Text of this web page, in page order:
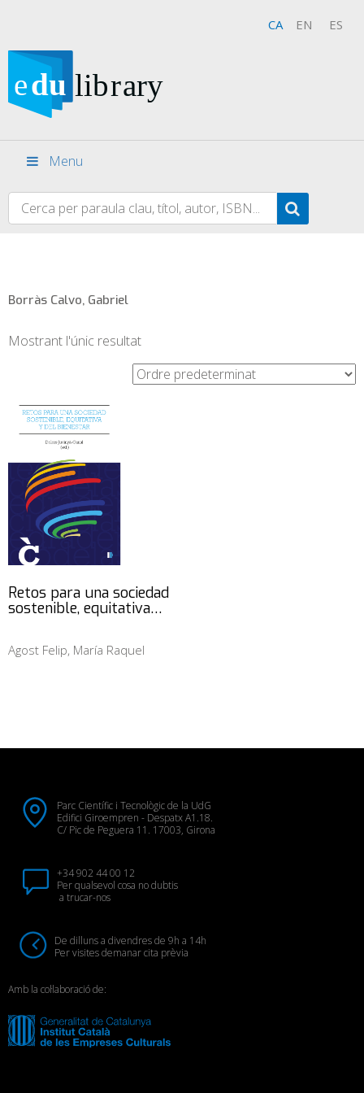
CA EN ES
Menu
Borràs Calvo, Gabriel
Mostrant l'únic resultat
Retos para una sociedad
sostenible, equitativa…
Agost Felip, María Raquel
Parc Científic i Tecnològic de la UdG
Edifici Giroempren - Despatx A1.18.
C/ Pic de Peguera 11. 17003, Girona
+34 902 44 00 12
Per qualsevol cosa no dubtis
a trucar-nos
De dilluns a divendres de 9h a 14h
Per visites demanar cita prèvia
Amb la col·laboració de: